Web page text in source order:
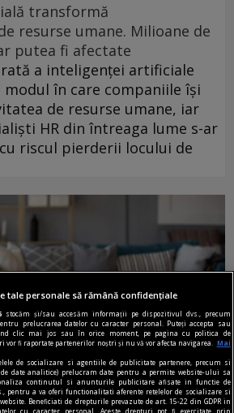
transformă
resurse umane. Milioane de
putea fi afectate
a inteligenței artificiale
în care companiile își
de resurse umane, iar
HR din întreaga lume s-ar
riscul pierderii locului de
tale personale să rămână confidențiale
stocăm și/sau accesăm informații pe dispozitivul dvs., precum
prelucrarea datelor cu caracter personal. Puteți accepta sau
clic mai jos sau în orice moment, pe pagina cu politica de
vor fi raportate partenerilor noștri și nu vă vor afecta navigarea.
Mai
de socializare si agentiile de publicitate partenere, precum si
date analitice) prelucram date pentru a permite website-ului sa
continutul si anunturile publicitare afisate in functie de
pentru a va oferi functionalitati aferente retelelor de socializare si
Beneficiati de drepturile prevazute de art. 15-22 din GDPR in
cu caracter personal. Aceste drepturi pot fi exercitate prin